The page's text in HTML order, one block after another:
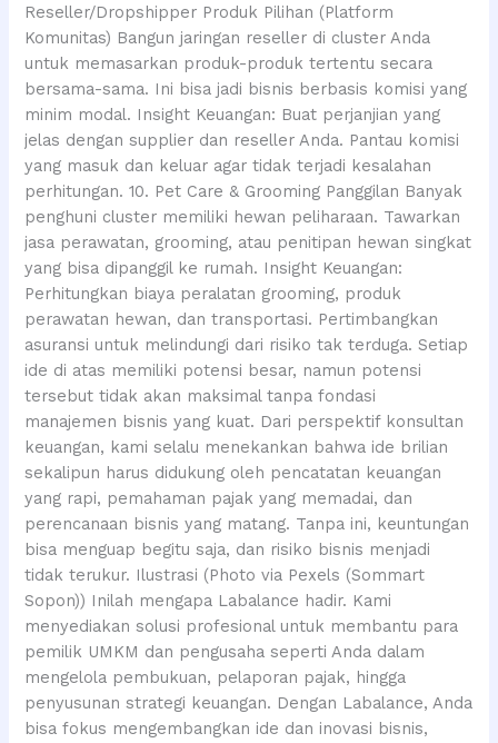
Reseller/Dropshipper Produk Pilihan (Platform
Komunitas) Bangun jaringan reseller di cluster Anda
untuk memasarkan produk-produk tertentu secara
bersama-sama. Ini bisa jadi bisnis berbasis komisi yang
minim modal. Insight Keuangan: Buat perjanjian yang
jelas dengan supplier dan reseller Anda. Pantau komisi
yang masuk dan keluar agar tidak terjadi kesalahan
perhitungan. 10. Pet Care & Grooming Panggilan Banyak
penghuni cluster memiliki hewan peliharaan. Tawarkan
jasa perawatan, grooming, atau penitipan hewan singkat
yang bisa dipanggil ke rumah. Insight Keuangan:
Perhitungkan biaya peralatan grooming, produk
perawatan hewan, dan transportasi. Pertimbangkan
asuransi untuk melindungi dari risiko tak terduga. Setiap
ide di atas memiliki potensi besar, namun potensi
tersebut tidak akan maksimal tanpa fondasi
manajemen bisnis yang kuat. Dari perspektif konsultan
keuangan, kami selalu menekankan bahwa ide brilian
sekalipun harus didukung oleh pencatatan keuangan
yang rapi, pemahaman pajak yang memadai, dan
perencanaan bisnis yang matang. Tanpa ini, keuntungan
bisa menguap begitu saja, dan risiko bisnis menjadi
tidak terukur. Ilustrasi (Photo via Pexels (Sommart
Sopon)) Inilah mengapa Labalance hadir. Kami
menyediakan solusi profesional untuk membantu para
pemilik UMKM dan pengusaha seperti Anda dalam
mengelola pembukuan, pelaporan pajak, hingga
penyusunan strategi keuangan. Dengan Labalance, Anda
bisa fokus mengembangkan ide dan inovasi bisnis,